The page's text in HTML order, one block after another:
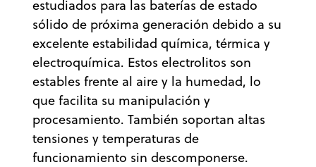
estudiados para las baterías de estado
sólido de próxima generación debido a su
excelente estabilidad química, térmica y
electroquímica. Estos electrolitos son
estables frente al aire y la humedad, lo
que facilita su manipulación y
procesamiento. También soportan altas
tensiones y temperaturas de
funcionamiento sin descomponerse.